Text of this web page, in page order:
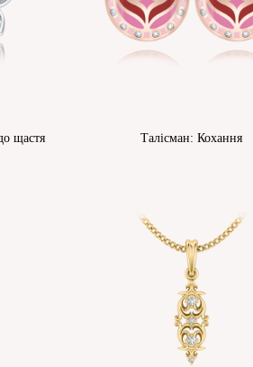
щастя Талісман: Кохання